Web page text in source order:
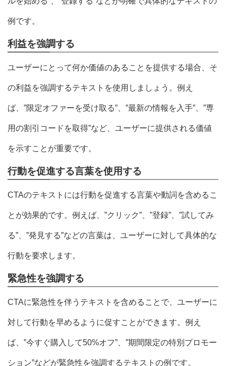
例です。
利益を強調する
ユーザーにとって何か価値のあることを提供する場合、そ
の利益を強調するテキストを使用しましょう。例え
ば、”限定オファーを受け取る”、”最新の情報を入手”、”専
用の割引コードを取得”など、ユーザーに提供される価値
を示すことが重要です。
行動を促進する言葉を使用する
CTAのテキストには行動を促進する言葉や動詞を含めるこ
とが効果的です。例えば、”クリック”、”登録”、”試してみ
る”、”発見する”などの言葉は、ユーザーに対して具体的な
行動を要求します。
緊急性を強調する
CTAに緊急性を伴うテキストを含めることで、ユーザーに
対して行動を早めるように促すことができます。例え
ば、”今すぐ購入して50%オフ”、”期間限定の特別プロモー
ション”などが緊急性を強調するテキストの例です。